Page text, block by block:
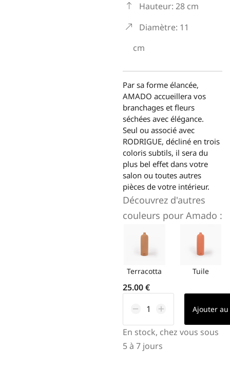
Hauteur: 28 cm
Diamètre: 11
cm
Par sa forme élancée,
AMADO accueillera vos
branchages et fleurs
séchées avec élégance.
Seul ou associé avec
RODRIGUE, décliné en trois
coloris subtils, il sera du
plus bel effet dans votre
salon ou toutes autres
pièces de votre intérieur.
Découvrez d'autres
couleurs pour Amado :
Terracotta Tuile
25.00€
Ajouter
En stock, chez vous sous
5 à 7 jours